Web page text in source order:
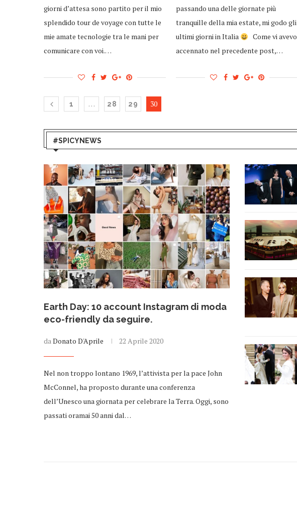
giorni d’attesa sono partito per il mio
splendido tour de voyage con tutte le
mie amate tecnologie tra le mani per
comunicare con voi.…
passando una delle giornate più
tranquille della mia estate, mi godo gli
ultimi giorni in Italia
Come vi avevo
accennato nel precedente post,…
1 … 28 29 30
#SPICYNEWS
Earth Day: 10 account Instagram di moda
eco-friendly da seguire.
daDonato D'Aprile 22 Aprile 2020
Nel non troppo lontano 1969, l’attivista per la pace John
McConnel, ha proposto durante una conferenza
dell’Unesco una giornata per celebrare la Terra. Oggi, sono
passati oramai 50 anni dal…